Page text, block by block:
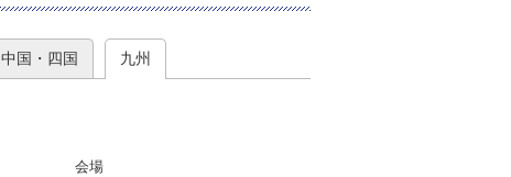
中国・四国 九州
会場